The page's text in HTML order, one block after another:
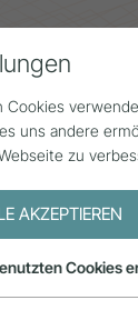
im
uns andere
zu
AKZEPTIEREN
Cookies